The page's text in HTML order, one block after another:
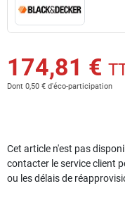
174,81 €
Dont 0,50 € d'éco-participation
Cet article n'est pas
contacter le service client
ou les délais de